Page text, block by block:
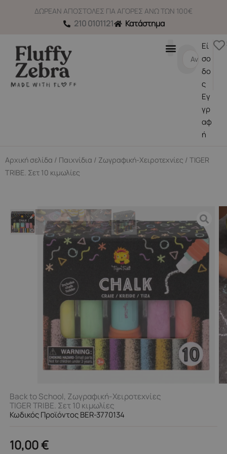
ΔΩΡΕΑΝ ΑΠΟΣΤΟΛΕΣ ΓΙΑ ΑΓΟΡΕΣ ΑΝΩ ΤΩΝ 100€
210 0101121 Κατάστημα
Search
Εί
σο
δο
ς
Εγ
γρ
αφ
ή
Αρχική σελίδα / Παιχνίδια / Ζωγραφική-Χειροτεχνίες / TIGER
TRIBE. Σετ 10 κιμωλίες
Back to School, Ζωγραφική-Χειροτεχνίες
TIGER TRIBE. Σετ 10 κιμωλίες
Κωδικός Προϊόντος BER-3770134
10,00€